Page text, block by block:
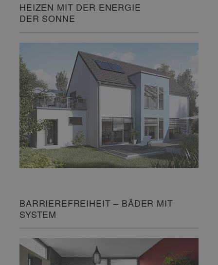
HEIZEN MIT DER ENERGIE
DER SONNE
BARRIEREFREIHEIT – BÄDER MIT
SYSTEM